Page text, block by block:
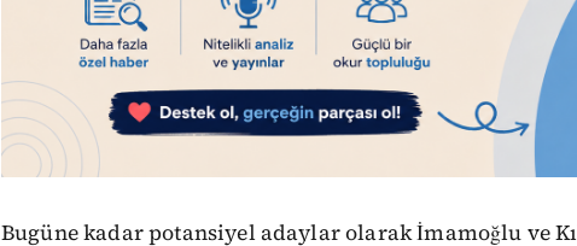
Bugüne kadar potansiyel adaylar olarak İmamoğlu ve